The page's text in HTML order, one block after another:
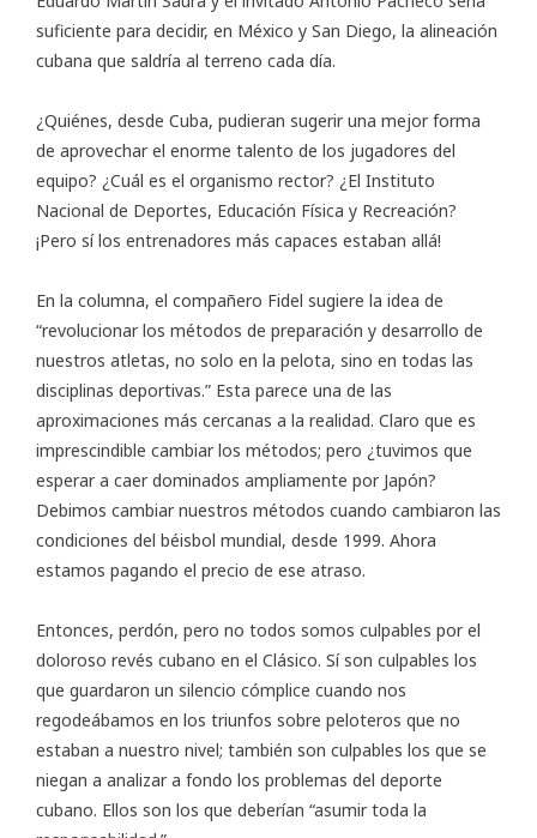
suficiente para decidir, en México y San Diego, la alineación
cubana que saldría al terreno cada día.
¿Quiénes, desde Cuba, pudieran sugerir una mejor forma
de aprovechar el enorme talento de los jugadores del
equipo? ¿Cuál es el organismo rector? ¿El Instituto
Nacional de Deportes, Educación Física y Recreación?
¡Pero sí los entrenadores más capaces estaban allá!
En la columna, el compañero Fidel sugiere la idea de
“revolucionar los métodos de preparación y desarrollo de
nuestros atletas, no solo en la pelota, sino en todas las
disciplinas deportivas.” Esta parece una de las
aproximaciones más cercanas a la realidad. Claro que es
imprescindible cambiar los métodos; pero ¿tuvimos que
esperar a caer dominados ampliamente por Japón?
Debimos cambiar nuestros métodos cuando cambiaron las
condiciones del béisbol mundial, desde 1999. Ahora
estamos pagando el precio de ese atraso.
Entonces, perdón, pero no todos somos culpables por el
doloroso revés cubano en el Clásico. Sí son culpables los
que guardaron un silencio cómplice cuando nos
regodeábamos en los triunfos sobre peloteros que no
estaban a nuestro nivel; también son culpables los que se
niegan a analizar a fondo los problemas del deporte
cubano. Ellos son los que deberían “asumir toda la